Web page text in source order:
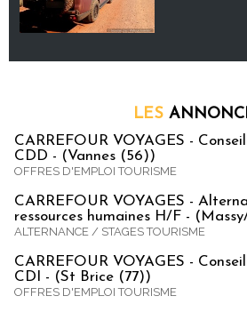
LES
CARREFOUR VOYAGES -
CDD - (Vannes (56))
OFFRES D'EMPLOI TOURISME
CARREFOUR VOYAGES -
ressources humaines H/F -
ALTERNANCE / STAGES TOURISME
CARREFOUR VOYAGES -
CDI - (St Brice (77))
OFFRES D'EMPLOI TOURISME